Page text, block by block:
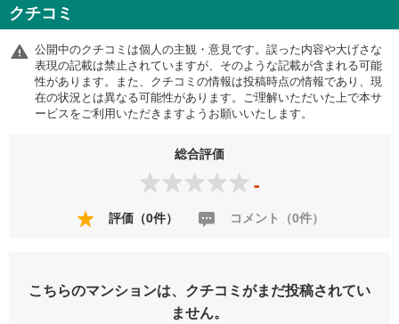
クチコミ
公開中のクチコミは個人の主観・意見です。誤った内容や大げさな
表現の記載は禁止されていますが、そのような記載が含まれる可能
性があります。また、クチコミの情報は投稿時点の情報であり、現
在の状況とは異なる可能性があります。ご理解いただいた上で本サ
ービスをご利用いただきますようお願いいたします。
総合評価
-
評価（0件） コメント（0件）
こちらのマンションは、クチコミがまだ投稿されてい
ません。